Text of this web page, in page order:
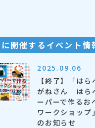
開催するイベント情
2025.09.06
【終了】「はら
がねさん はら
ーパーで作るお
ワークショップ
のお知らせ